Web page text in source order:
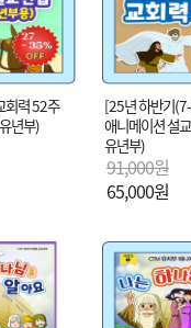
회력 52주
년부)
[25년 하반기
애니메이션 설
유년부)
91,000원
65,000원